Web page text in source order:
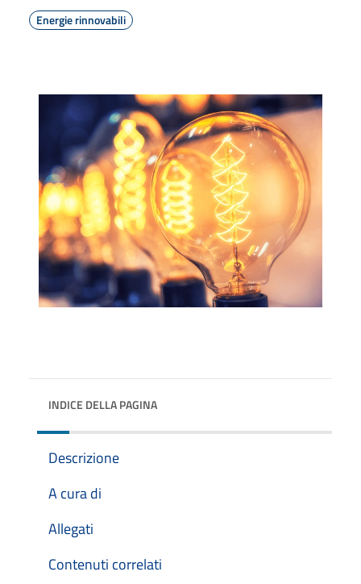
Energie rinnovabili
INDICE DELLA PAGINA
Descrizione
A cura di
Allegati
Contenuti correlati